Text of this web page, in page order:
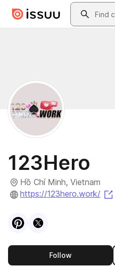
Skip to main contentSearch
123Hero
Hồ Chí Minh, Vietnam
https://123hero.work/
VisitPinterest
Visit
Followthis publisher